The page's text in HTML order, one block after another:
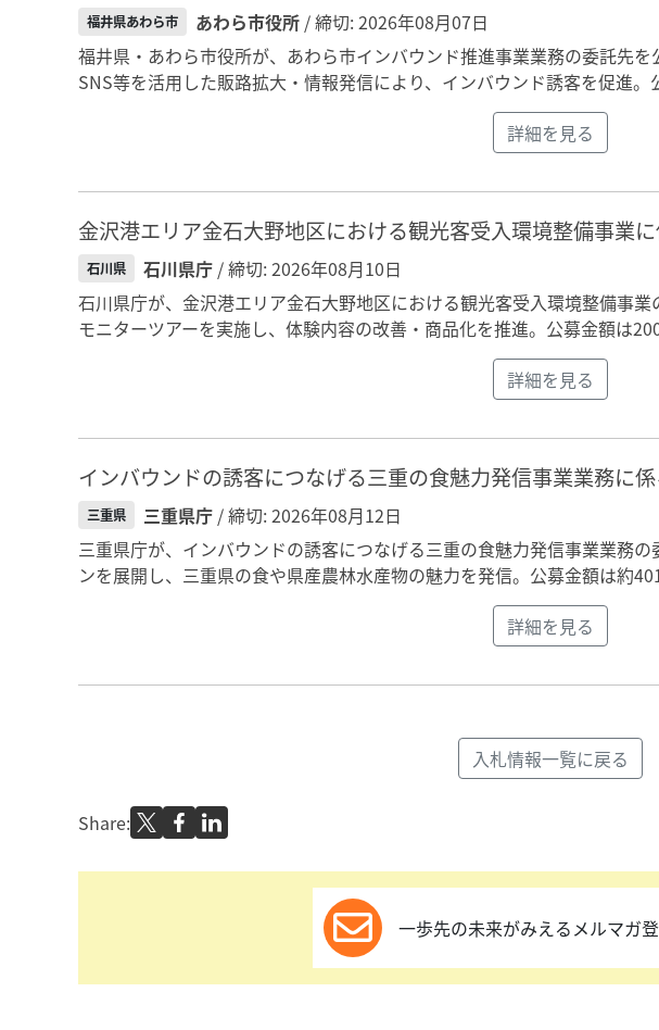
福井県あわら市 あわら市役所 / 締切: 2026年08月07日
福井県・あわら市役所が、あわら市インバウンド推進事業業務の委託先を
SNS等を活用した販路拡大・情報発信により、インバウンド誘客を促進。
詳細を見る
金沢港エリア金石大野地区における観光客受入環境整備事業
石川県 石川県庁 / 締切: 2026年08月10日
石川県庁が、金沢港エリア金石大野地区における観光客受入環境整備事
モニターツアーを実施し、体験内容の改善・商品化を推進。公募金額は200
詳細を見る
インバウンドの誘客につなげる三重の食魅力発信事業業務に
三重県 三重県庁 / 締切: 2026年08月12日
三重県庁が、インバウンドの誘客につなげる三重の食魅力発信事業業務
ンを展開し、三重県の食や県産農林水産物の魅力を発信。公募金額は約401
詳細を見る
入札情報一覧に戻る
Share:
一歩先の未来がみえるメルマガ